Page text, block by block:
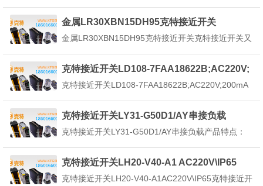
恶劣环境下检测，定位，计数等。耐高温克特接近开
关可长期在高温-25－－+150℃环境稳定运行，现已
广泛用于，钢铁、冶金、铸...
金属LR30XBN15DH95克特接近开关
金属LR30XBN15DH95克特接近开关克特接近开关又
器。当金属检测体克特接近开关的感应区域，开关就
能无接触，无压力、无火花、迅速发出电气指令，准
确反应出运动机构的位置和行程，即使用于般的行程
控...
克特接近开关LD108-7FAA18622B;AC220V;
200mA高频率抗磁耐温
克特接近开关LD108-7FAA18622B;AC220V;200mA
C220V;200mA高频率抗磁耐温采用AC220V供电，工
作电流200mA，具有高频响应和的抗电磁干扰能力...
克特接近开关LY31-G50D1/AY串接负载
克特接近开关LY31-G50D1/AY串接负载产品特点：
净、性能稳定4、带工作状态指示5、稳定、可以在油
污、粉尘、振动和温差大的恶劣环境中可靠工作6、
可以设置多重保护功能：反向性保护，浪涌...
克特接近开关LH20-V40-A1 AC220V\IP65
克特接近开关LH20-V40-A1AC220V\IP65克特接近开